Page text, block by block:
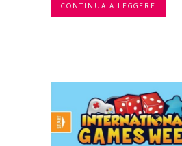
CONTINUA A LEGGERE